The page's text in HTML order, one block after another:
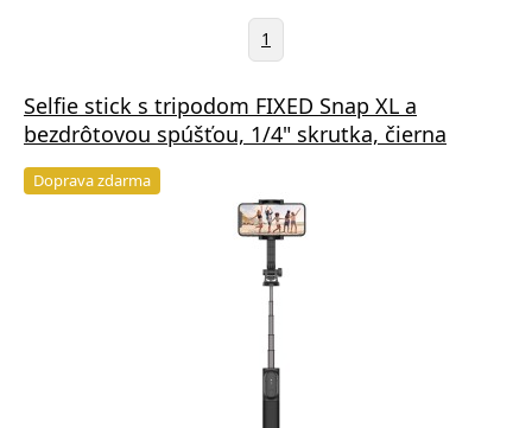
1
Selfie stick s tripodom FIXED Snap XL a
bezdrôtovou spúšťou, 1/4" skrutka, čierna
Doprava zdarma